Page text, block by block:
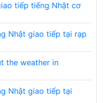
tiếp tiếng Nhật cơ
Nhật giao tiếp tại rạp
the weather in
Nhật giao tiếp tại